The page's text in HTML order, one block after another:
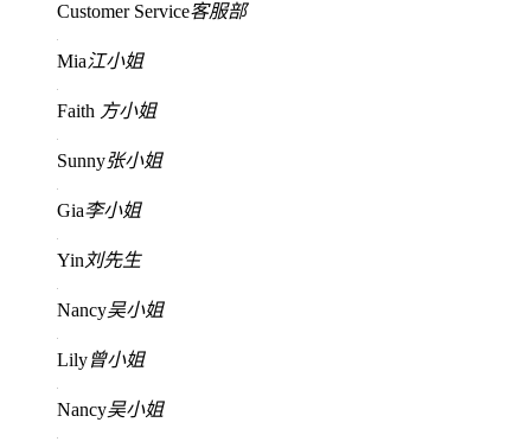
Customer Service客服部
Mia江小姐
Faith 方小姐
Sunny张小姐
Gia李小姐
Yin 刘先生
Nancy吴小姐
Lily曾小姐
Nancy吴小姐